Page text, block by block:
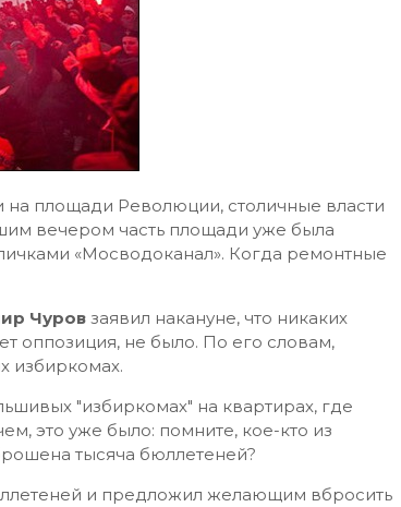
площади Революции, столичные власти
вечером часть площади уже была
«Мосводоканал». Когда ремонтные
Чуров заявил накануне, что никаких
оппозиция, не было. По его словам,
избиркомах.
"избиркомах" на квартирах, где
это уже было: помните, кое-кто из
тысяча бюллетеней?
и предложил желающим вбросить